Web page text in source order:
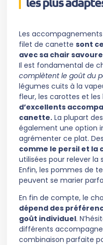
Les
filet de canette sont
avec sa chair
Il est fondamental de
complètent le goût du
légumes cuits à la
fleur, les carottes et
d’excellents
canette. La plupart
également une option
agrémenter ce plat.
comme le persil et la
utilisées pour relever
Enfin, les pommes de
peuvent se marier
En fin de compte, le
dépend des
goût individuel.
différents
combinaison parfaite